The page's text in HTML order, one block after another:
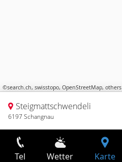
©search.ch, swisstopo, OpenStreetMap, others
Steigmattschwendeli
6197 Schangnau
Tel Wetter Karte